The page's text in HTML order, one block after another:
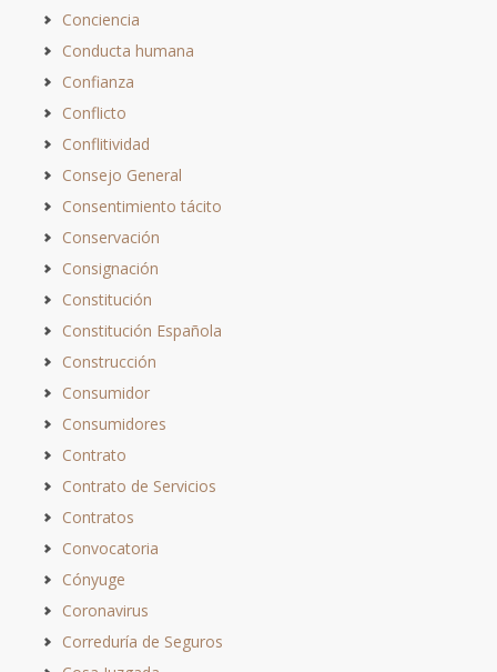
Conciencia
Conducta humana
Confianza
Conflicto
Conflitividad
Consejo General
Consentimiento tácito
Conservación
Consignación
Constitución
Constitución Española
Construcción
Consumidor
Consumidores
Contrato
Contrato de Servicios
Contratos
Convocatoria
Cónyuge
Coronavirus
Correduría de Seguros